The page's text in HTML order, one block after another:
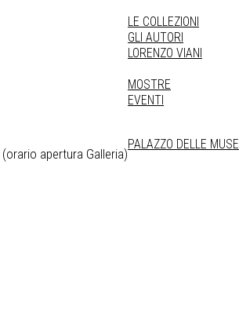
(orario apertura Galleria)
LE COLLEZIONI
GLI AUTORI
LORENZO VIANI
MOSTRE
EVENTI
PALAZZO DELLE MUSE